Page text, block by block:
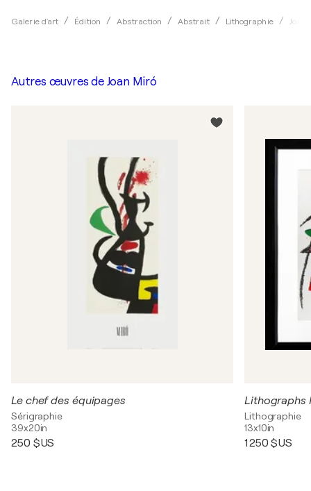
Galerie d'art Édition Abstraction Abstrait Lithographie Joan
Autres œuvres de Joan Miró
Le chef des équipages
Sérigraphie
39x20in
250 $US
Lithographs
Lithographie
13x10in
1 250 $US